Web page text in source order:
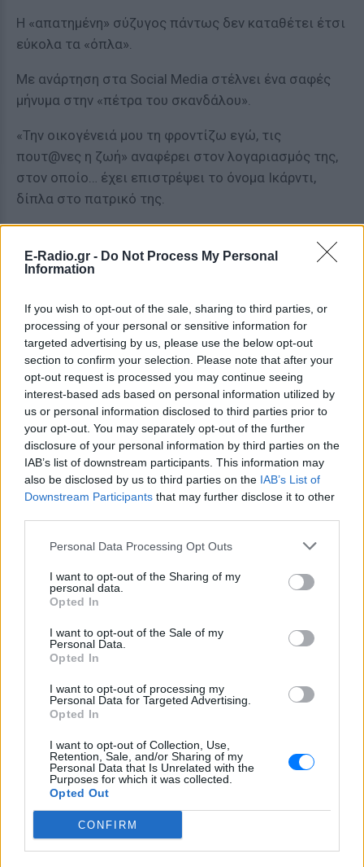
E-Radio.gr - Do Not Process My Personal
Information
If you wish to opt-out of the sale, sharing to third parties, or
processing of your personal or sensitive information for
targeted advertising by us, please use the below opt-out
section to confirm your selection. Please note that after your
opt-out request is processed you may continue seeing
interest-based ads based on personal information utilized by
us or personal information disclosed to third parties prior to
your opt-out. You may separately opt-out of the further
disclosure of your personal information by third parties on the
IAB’s list of downstream participants. This information may
also be disclosed by us to third parties on the IAB’s List of
Downstream Participants that may further disclose it to other
Personal Data Processing Opt Outs
I want to opt-out of the Sharing of my
personal data.
Opted In
I want to opt-out of the Sale of my
Personal Data.
Opted In
I want to opt-out of processing my
Personal Data for Targeted Advertising.
Opted In
I want to opt-out of Collection, Use,
Retention, Sale, and/or Sharing of my
Personal Data that Is Unrelated with the
Purposes for which it was collected.
Opted Out
CONFIRM
Η «απατημένη» σύζυγος πάντως δεν καταθέτει έτσι
εύκολα τα «όπλα».
Με ανάρτηση στα Social Media στέλνει ένα σαφές
μήνυμα στην «πέτρα του σκανδάλου».
«Την οικογένειά μου τη φροντίζω εγώ, τις
πουτ@νες η ζωή» αναφέρει στον λογαριασμός της,
στον οποίο… έχει επιστρέψει το όνομα Ικάρντι,
δίπλα στο πατρικό της.
[ΠΗΓΗ]
ΔΙΑΦΗΜΙΣΗ
Ακολουθήστε το E-Radio.gr στο Google News
και μάθετε πρώτοι
Εσύ μπήκες στο E-Daily.gr; Τα νέα της ημέρας
και ότι σου κάνει κλικ!
Ακολουθήστε το E-Radio.gr και στο Instagram
ΔΙΑΦΗΜΙΣΗ